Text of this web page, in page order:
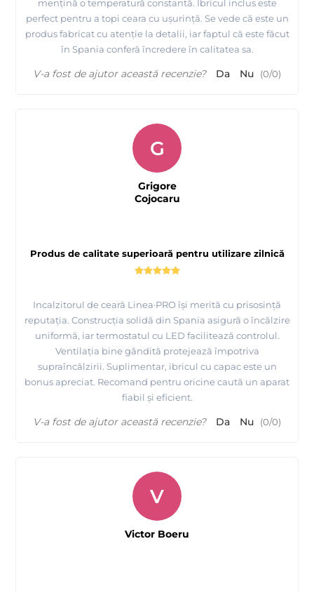
mențină o temperatură constantă. Ibricul inclus este
perfect pentru a topi ceara cu ușurință. Se vede că este un
produs fabricat cu atenție la detalii, iar faptul că este făcut
în Spania conferă încredere în calitatea sa.
V-a fost de ajutor această recenzie? Da Nu (0/0)
Produs de calitate superioară pentru utilizare zilnică
Incalzitorul de ceară Linea·PRO își merită cu prisosință
reputația. Construcția solidă din Spania asigură o încălzire
uniformă, iar termostatul cu LED facilitează controlul.
Ventilația bine gândită protejează împotriva
supraîncălzirii. Suplimentar, ibricul cu capac este un
bonus apreciat. Recomand pentru oricine caută un aparat
fiabil și eficient.
G
Grigore
Cojocaru
V-a fost de ajutor această recenzie? Da Nu (0/0)
V
Victor Boeru